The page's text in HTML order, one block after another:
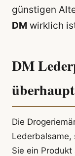
günstigen
DM wirklich
DM
Die
Lederbalsame,
Sie ein